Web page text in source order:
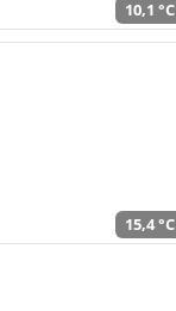
10,1 °C
15,4 °C